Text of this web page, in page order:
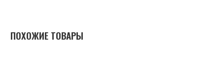
ПОХОЖИЕ ТОВАРЫ